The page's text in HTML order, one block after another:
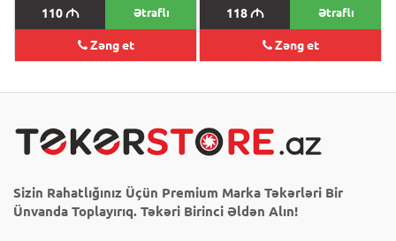
110M Ətraflı
Zəng et
118M Ətraflı
Zəng et
Sizin Rahatlığınız Üçün Premium Marka Təkərləri Bir
Ünvanda Toplayırıq. Təkəri Birinci Əldən Alın!